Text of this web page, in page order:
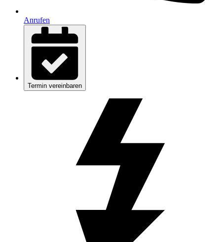
Anrufen
Termin vereinbaren